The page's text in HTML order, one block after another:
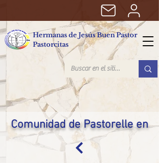
Hermanas de Jesús Buen Pastor
Pastorcitas
Comunidad de Pastorelle en